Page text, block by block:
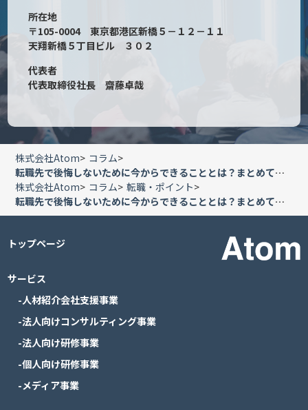
所在地
〒105-0004 東京都港区新橋５－１２－１１
天翔新橋５丁目ビル ３０２
代表者
代表取締役社長 齋藤卓哉
株式会社Atom
コラム
転職先で後悔しないために今からできることとは？まとめて解説
株式会社Atom
コラム
転職・ポイント
転職先で後悔しないために今からできることとは？まとめて解説
トップページ
サービス
-人材紹介会社支援事業
-法人向けコンサルティング事業
-法人向け研修事業
-個人向け研修事業
-メディア事業